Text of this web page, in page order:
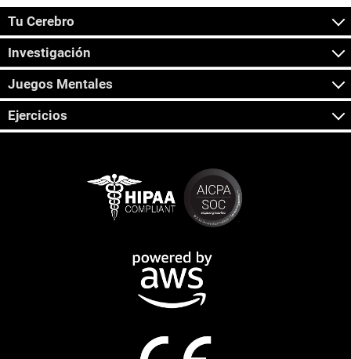
Tu Cerebro
Investigación
Juegos Mentales
Ejercicios